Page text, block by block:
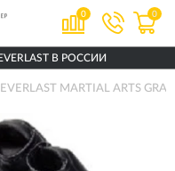
0 0
В РОССИИ
MARTIAL ARTS